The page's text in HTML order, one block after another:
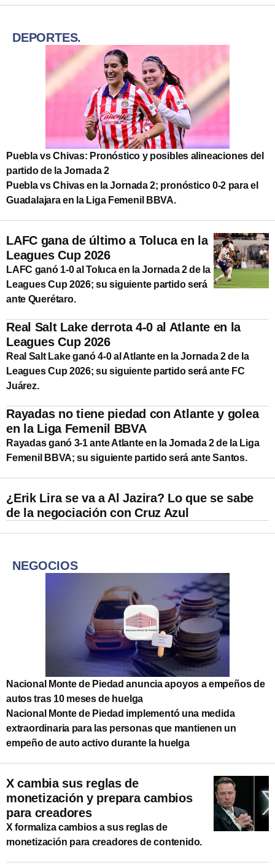
DEPORTES.
Puebla vs Chivas: Pronóstico y posibles alineaciones del
partido de la Jornada 2
Puebla vs Chivas en la Jornada 2; pronóstico 0-2 para el
Guadalajara en la Liga Femenil BBVA.
LAFC gana de último a Toluca en la
Leagues Cup 2026
LAFC ganó 1-0 al Toluca en la Jornada 2 de la
Leagues Cup 2026; su siguiente partido será
ante Querétaro.
Real Salt Lake derrota 4-0 al Atlante en la
Leagues Cup 2026
Real Salt Lake ganó 4-0 al Atlante en la Jornada 2 de la
Leagues Cup 2026; su siguiente partido será ante FC
Juárez.
Rayadas no tiene piedad con Atlante y golea
en la Liga Femenil BBVA
Rayadas ganó 3-1 ante Atlante en la Jornada 2 de la Liga
Femenil BBVA; su siguiente partido será ante Santos.
¿Erik Lira se va a Al Jazira? Lo que se sabe
de la negociación con Cruz Azul
NEGOCIOS
Nacional Monte de Piedad anuncia apoyos a empeños de
autos tras 10 meses de huelga
Nacional Monte de Piedad implementó una medida
extraordinaria para las personas que mantienen un
empeño de auto activo durante la huelga
X cambia sus reglas de
monetización y prepara cambios
para creadores
X formaliza cambios a sus reglas de
monetización para creadores de contenido.